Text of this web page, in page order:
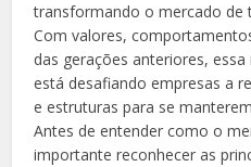
transformando o mercado de
Com valores,
das gerações anteriores,
está desafiando empresas a
e estruturas para se
Antes de entender como o
importante reconhecer as